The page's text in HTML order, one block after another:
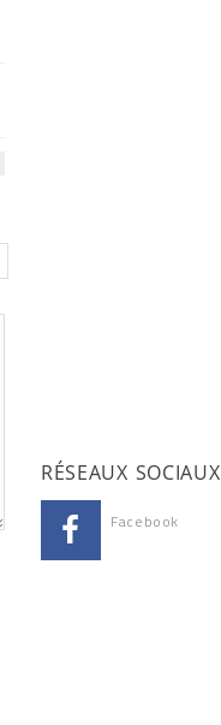
RÉSEAUX SOCIAUX
Facebook